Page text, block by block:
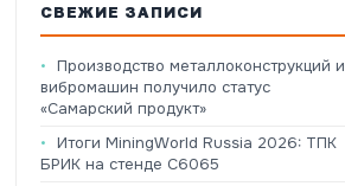
СВЕЖИЕ ЗАПИСИ
Производство металлоконструкций и
вибромашин получило статус
«Самарский продукт»
Итоги MiningWorld Russia 2026: ТПК
БРИК на стенде C6065